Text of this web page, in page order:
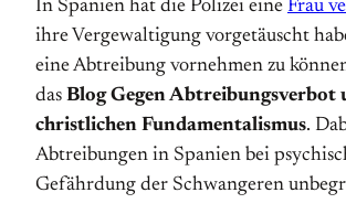
In Spanien hat die Polizei eine Frau
ihre Vergewaltigung vorgetäuscht
eine Abtreibung vornehmen zu
das Blog Gegen Abtreibungsverbot
christlichen Fundamentalismus.
Abtreibungen in Spanien bei
Gefährdung der Schwangeren